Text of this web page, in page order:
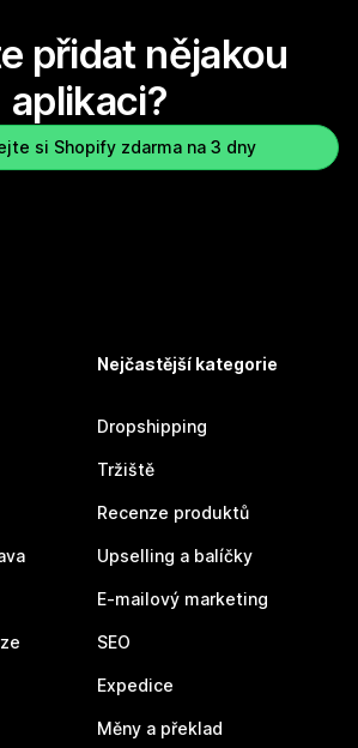
přidat nějakou
aplikaci?
si Shopify zdarma na 3 dny
Nejčastější kategorie
Dropshipping
Tržiště
Recenze produktů
Upselling a balíčky
E-mailový marketing
SEO
Expedice
Měny a překlad